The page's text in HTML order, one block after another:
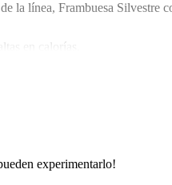
la línea, Frambuesa Silvestre
en calorías.
experimentarlo!